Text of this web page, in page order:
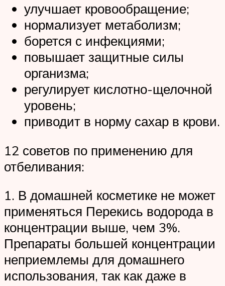
улучшает кровообращение;
нормализует метаболизм;
борется с инфекциями;
повышает защитные силы
организма;
регулирует кислотно-щелочной
уровень;
приводит в норму сахар в крови.
12 советов по применению для
отбеливания:
1. В домашней косметике не может
применяться Перекись водорода в
концентрации выше, чем 3%.
Препараты большей концентрации
неприемлемы для домашнего
использования, так как даже в